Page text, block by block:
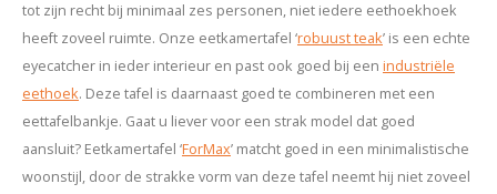
tot zijn recht bij minimaal zes personen, niet iedere eethoekhoek
heeft zoveel ruimte. Onze eetkamertafel ‘robuust teak’ is een echte
eyecatcher in ieder interieur en past ook goed bij een industriële
eethoek. Deze tafel is daarnaast goed te combineren met een
eettafelbankje. Gaat u liever voor een strak model dat goed
aansluit? Eetkamertafel ‘ForMax’ matcht goed in een minimalistische
woonstijl, door de strakke vorm van deze tafel neemt hij niet zoveel